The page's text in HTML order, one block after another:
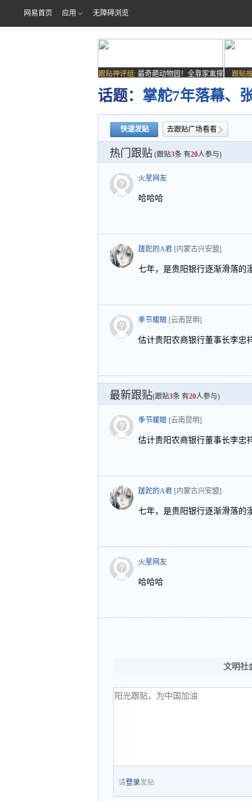
网易首页 应用 无障碍浏览
跟贴神评组: 最奇葩动物园！全靠家禽撑
场子
跟贴
话题： 掌舵7年落幕、
快速发贴 去跟贴广场看看
热门跟贴 (跟贴3条 有20人参与)
火星网友
哈哈哈
蹉跎的A君 [内蒙古兴安盟]
七年，是贵阳银行逐渐滑落的
季节暖眼 [云南昆明]
估计贵阳农商银行董事长李忠
最新跟贴(跟贴3条 有20人参与)
季节暖眼 [云南昆明]
估计贵阳农商银行董事长李忠
蹉跎的A君 [内蒙古兴安盟]
七年，是贵阳银行逐渐滑落的
火星网友
哈哈哈
文明社
请登录发贴